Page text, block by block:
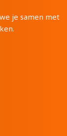
je samen met